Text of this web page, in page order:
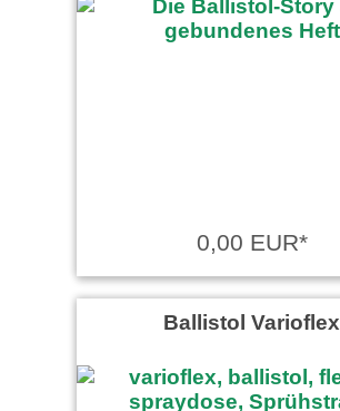
0,00 EUR*
Ballistol Varioflex